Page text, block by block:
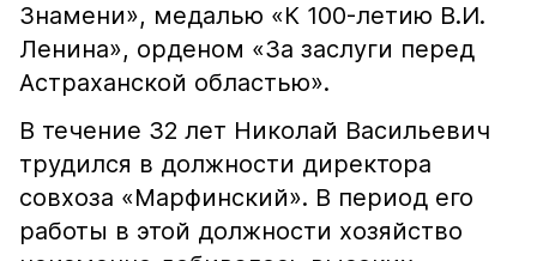
Знамени», медалью «К 100-летию В.И.
Ленина», орденом «За заслуги перед
Астраханской областью».
В течение 32 лет Николай Васильевич
трудился в должности директора
совхоза «Марфинский». В период его
работы в этой должности хозяйство